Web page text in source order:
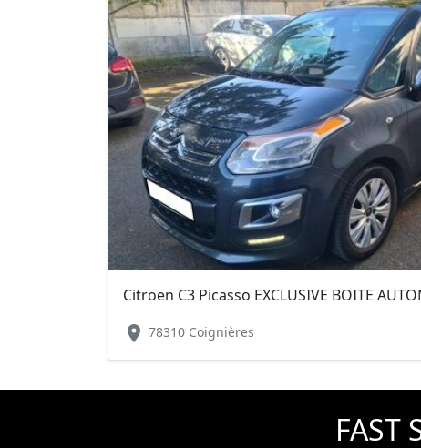
Citroen C3 Picasso EXCLUSIVE BOITE
location_on 78310 Coignières
FAST